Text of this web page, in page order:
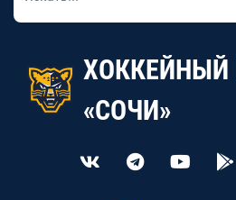
ХОККЕЙНЫЙ
«СОЧИ»